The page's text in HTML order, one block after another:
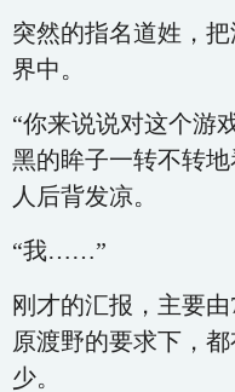
突然的指名道姓，
界中。
“你来说说对这个游
黑的眸子一转不转
人后背发凉。
“我……”
刚才的汇报，主要
原渡野的要求下，
少。